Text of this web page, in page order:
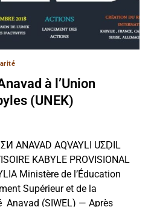
à l’Union
(UNEK)
AQVAYLI UΣḌIL
KABYLE PROVISIONAL
Ministère de l’Éducation
Supérieur et de la
Anavad (SIWEL) — Après